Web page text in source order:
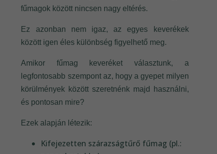
fűmagok között nincsen nagy eltérés.
Ez azonban nem igaz, az egyes keverékek
között igen éles különbség figyelhető meg.
Amikor fűmag keveréket választunk, a
legfontosabb szempont az, hogy a gyepet milyen
körülmények között szeretnénk majd használni,
és pontosan mire?
Ezek alapján létezik:
Kifejezetten szárazságtűrő fűmag (pl.: